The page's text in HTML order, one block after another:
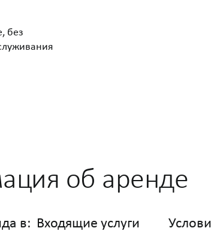
без
об аренде
в: Входящие услуги